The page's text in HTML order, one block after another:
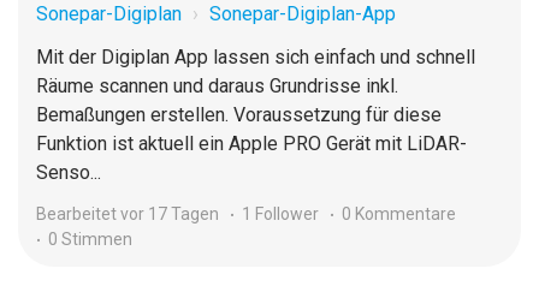
Sonepar-Digiplan
Sonepar-Digiplan-App
Mit der Digiplan App lassen sich einfach und schnell
Räume scannen und daraus Grundrisse inkl.
Bemaßungen erstellen. Voraussetzung für diese
Funktion ist aktuell ein Apple PRO Gerät mit LiDAR-
Senso...
Bearbeitetvor 17 Tagen 1 Follower
0 Kommentare
0 Stimmen